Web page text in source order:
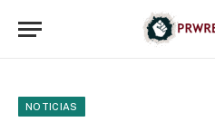
NOTICIAS